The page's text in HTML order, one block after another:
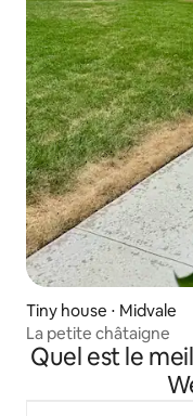
Tiny house ⋅ Midvale
La petite châtaigne
Quel est le